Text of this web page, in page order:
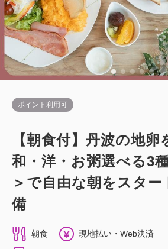
ポイント利用可
【朝食付】丹波の地卵
和・洋・お粥選べる3
＞で自由な朝をスタ
備
朝食 現地払い・Web決済